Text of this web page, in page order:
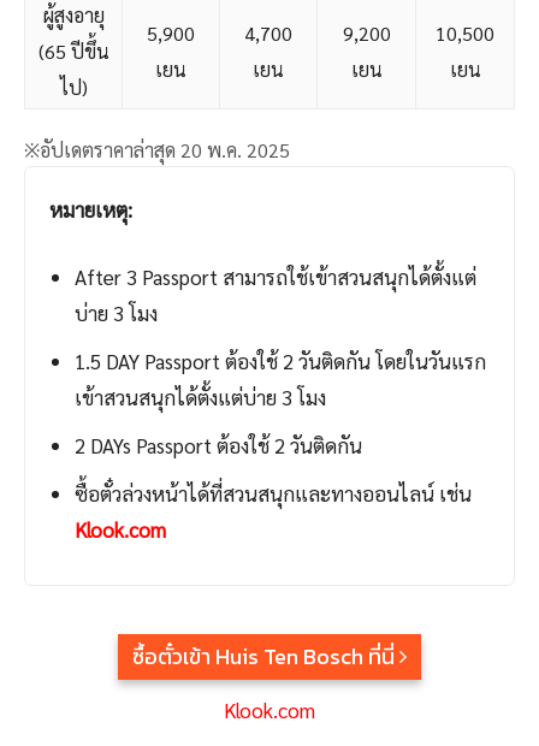
ผู้สูงอายุ
(65 ปีขึ้น
ไป)
5,900
เยน
4,700
เยน
9,200
เยน
10,500
เยน
※อัปเดตราคาล่าสุด 20 พ.ค. 2025
หมายเหตุ:
After 3 Passport สามารถใช้เข้าสวนสนุกได้ตั้งแต่
บ่าย 3 โมง
1.5 DAY Passport ต้องใช้ 2 วันติดกัน โดยในวันแรก
เข้าสวนสนุกได้ตั้งแต่บ่าย 3 โมง
2 DAYs Passport ต้องใช้ 2 วันติดกัน
ซื้อตั๋วล่วงหน้าได้ที่สวนสนุกและทางออนไลน์ เช่น
Klook.com
ซื้อตั๋วเข้า Huis Ten Bosch ที่นี่
Klook.com